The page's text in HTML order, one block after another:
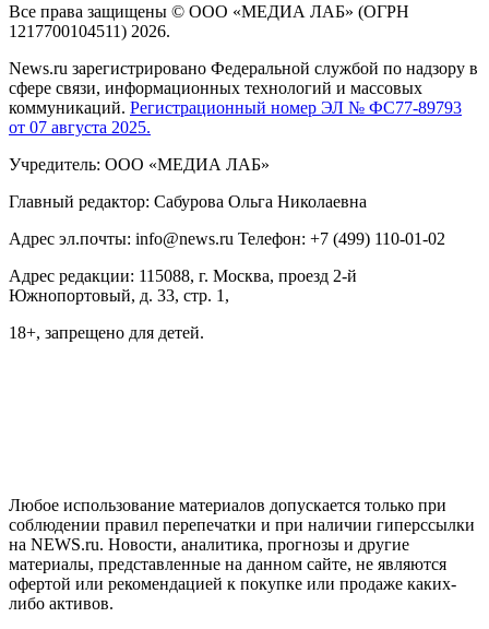
Все права защищены © ООО «МЕДИА ЛАБ» (ОГРН
1217700104511) 2026.
News.ru зарегистрировано Федеральной службой по надзору в
сфере связи, информационных технологий и массовых
коммуникаций. Регистрационный номер ЭЛ № ФС77-89793
от 07 августа 2025.
Учредитель: ООО «МЕДИА ЛАБ»
Главный редактор: Сабурова Ольга Николаевна
Адрес эл.почты: info@news.ru Телефон: +7 (499) 110-01-02
Адрес редакции: 115088, г. Москва, проезд 2-й
Южнопортовый, д. 33, стр. 1,
18+, запрещено для детей.
Любое использование материалов допускается только при
соблюдении правил перепечатки и при наличии гиперссылки
на NEWS.ru. Новости, аналитика, прогнозы и другие
материалы, представленные на данном сайте, не являются
офертой или рекомендацией к покупке или продаже каких-
либо активов.